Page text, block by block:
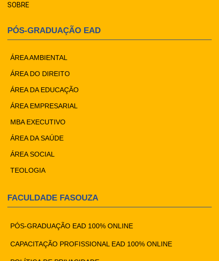
SOBRE
PÓS-GRADUAÇÃO EAD
ÁREA AMBIENTAL
ÁREA DO DIREITO
ÁREA DA EDUCAÇÃO
ÁREA EMPRESARIAL
MBA EXECUTIVO
ÁREA DA SAÚDE
ÁREA SOCIAL
TEOLOGIA
FACULDADE FASOUZA
PÓS-GRADUAÇÃO EAD 100% ONLINE
CAPACITAÇÃO PROFISSIONAL EAD 100% ONLINE